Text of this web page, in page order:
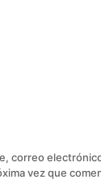
correo
vez que